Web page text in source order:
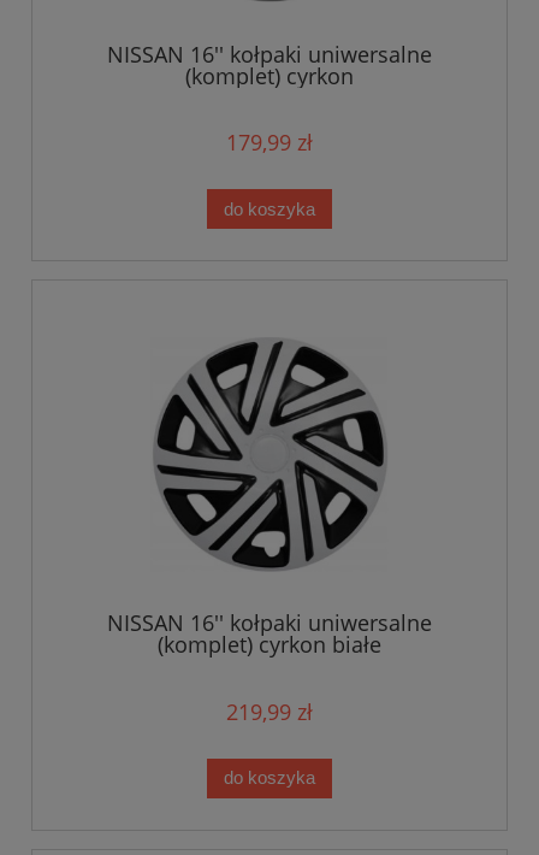
NISSAN 16'' kołpaki uniwersalne
(komplet) cyrkon
179,99 zł
do koszyka
NISSAN 16'' kołpaki uniwersalne
(komplet) cyrkon białe
219,99 zł
do koszyka